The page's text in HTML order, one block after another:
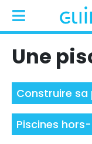
Une
Construire sa
Piscines